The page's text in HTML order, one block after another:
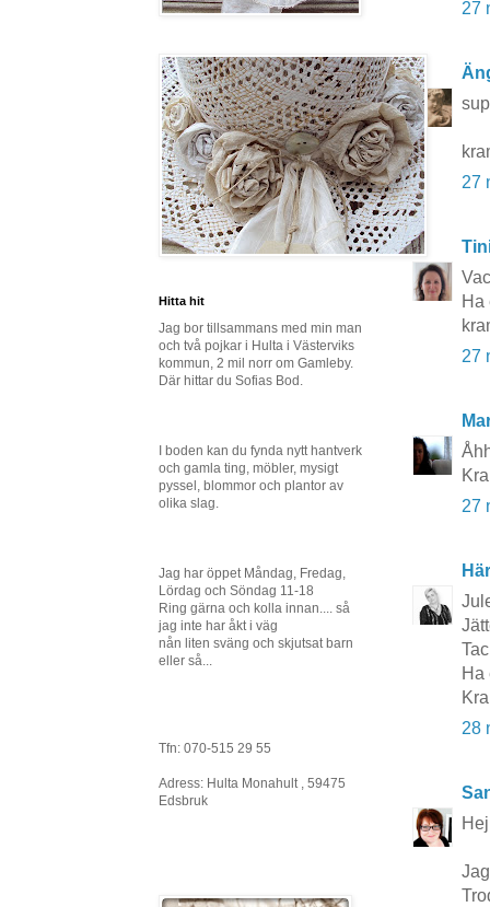
27
27
Ha
27
27
Ha
28
Hitta hit
Jag bor tillsammans med min man
och två pojkar i Hulta i Västerviks
kommun, 2 mil norr om Gamleby.
Där hittar du Sofias Bod.
I boden kan du fynda nytt hantverk
och gamla ting, möbler, mysigt
pyssel, blommor och plantor av
olika slag.
Jag har öppet Måndag, Fredag,
Lördag och Söndag 11-18
Ring gärna och kolla innan.... så
jag inte har åkt i väg
nån liten sväng och skjutsat barn
eller så...
Tfn: 070-515 29 55
Adress: Hulta Monahult , 59475
Edsbruk